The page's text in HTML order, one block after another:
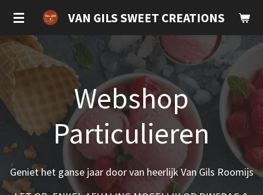
Ga
direct
naar
hoofdinhoud
VAN GILS SWEET CREATIONS
Webshop
Particulieren
Geniet het ganse jaar door van heerlijk Van Gils Roomijs